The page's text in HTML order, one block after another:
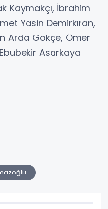
Kaymakçı, İbrahim
Yasin Demirkıran,
Arda Gökçe, Ömer
Asarkaya